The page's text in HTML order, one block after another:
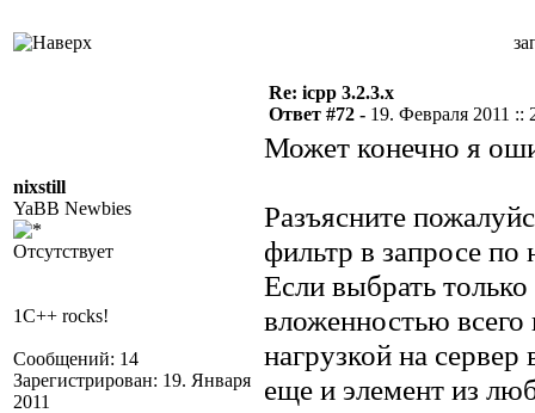
nixstill
YaBB Newbies
Отсутствует
1C++ rocks!
Сообщений: 14
Зарегистрирован: 19. Января
2011
Re: icpp 3.2.3.x
Ответ #72 - 19. Февраля 2011 ::
Может конечно я
Разъясните
фильтр в запросе
Если выбрать
вложенностью всего
нагрузкой на
еще и элемент из